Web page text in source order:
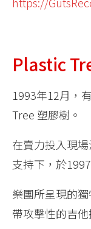
Plastic
1993年12月，
Tree 塑膠樹。
在賣力投入現
支持下，於
樂團所呈現的
帶攻擊性的吉